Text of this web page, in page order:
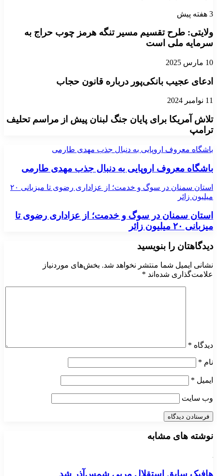
3 هفته پیش
ولایتی: طرح تقسیم مسیر تنگه هرمز چوب حراج به
سرمایه ملی است
10 مارس 2025
ادعای عجیب بانکی‌پور درباره قانون حجاب
11 نوامبر 2024
تلاش آمریکا برای پایان جنگ لبنان پیش از مراسم تحلیف
ترامپ
باشگاه معروف اروپایی به دنبال جذب مهدی طارمی
باشگاه معروف اروپایی به دنبال جذب مهدی طارمی
استان سمنان در سوگ و خدمت؛ از عزاداری رضوی تا میزبانی ۲۰
میلیون زائر
استان سمنان در سوگ و خدمت؛ از عزاداری رضوی تا
میزبانی ۲۰ میلیون زائر
دیدگاهتان را بنویسید
نشانی ایمیل شما منتشر نخواهد شد. بخش‌های موردنیاز
علامت‌گذاری شده‌اند *
دیدگاه *
نام *
ایمیل *
وب‌ سایت
نوشته های مشابه
هافبک سابق استقلال مربی شمس‌آذر شد